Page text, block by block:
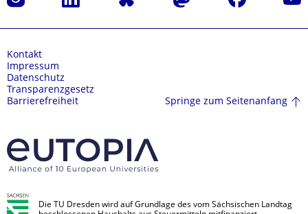
Kontakt
Impressum
Datenschutz
Transparenzgesetz
Barrierefreiheit
Springe zum Seitenanfang
Die TU Dresden wird auf Grundlage des vom Sächsischen Landtag